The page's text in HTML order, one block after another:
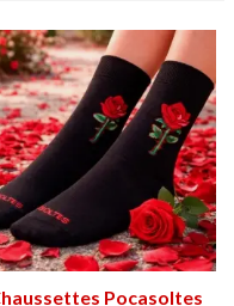
Pocasoltes